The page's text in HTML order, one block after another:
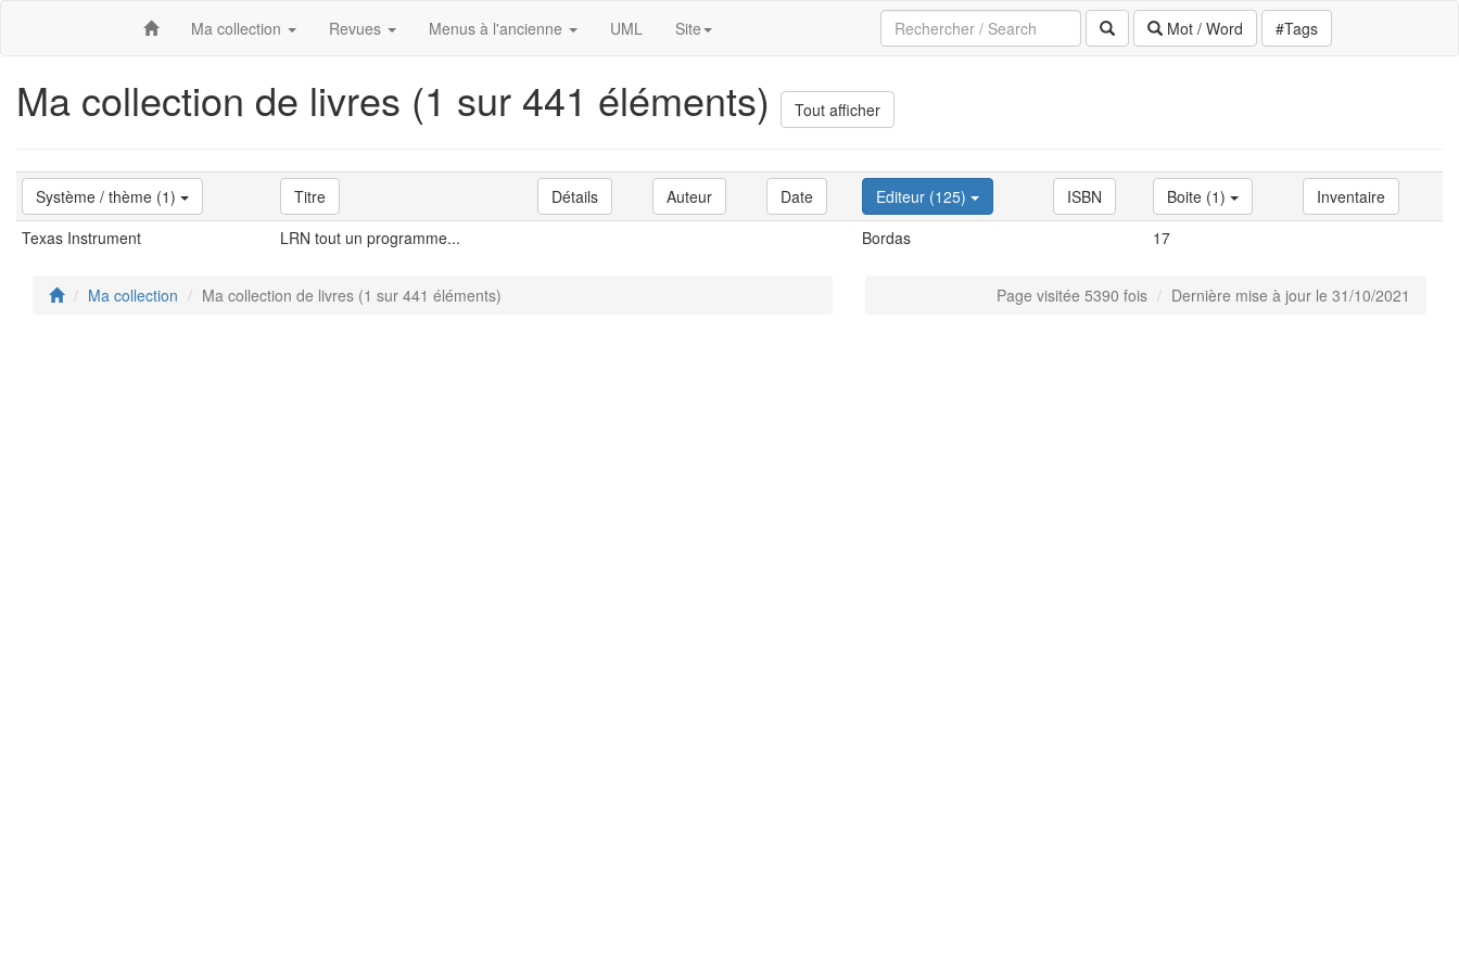
Ma collection Revues Menus à l'ancienne UML Site Mot / Word #Tags
Ma collection de livres (1 sur 441 éléments) Tout afficher
Système / thème (1) Titre Détails Auteur Date Editeur (125) ISBN Boite (1)
Inventaire
Texas Instrument
LRN tout un programme... Bordas 17
Ma collection Ma collection de livres (1 sur 441 éléments) Page visitée 5390 fois Dernière mise à jour le 31/10/2021